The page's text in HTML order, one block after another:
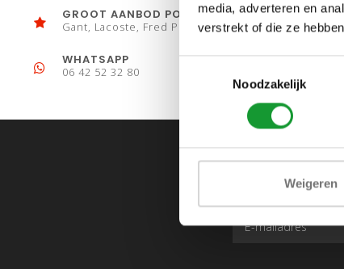
media, adverteren en
verstrekt of die ze
Noodzakelijk
Weigeren
GROOT AANBOD POLO´S
Gant, Lacoste, Fred Perry
WHATSAPP
06 42 52 32 80